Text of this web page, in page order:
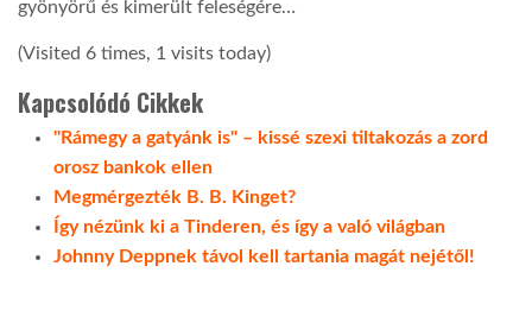
LATIMO.HU
GLOBOBOOK
gyönyörű és kimerült feleségére…
(Visited 6 times, 1 visits today)
Kapcsolódó Cikkek
"Rámegy a gatyánk is" – kissé szexi tiltakozás a zord
orosz bankok ellen
Megmérgezték B. B. Kinget?
Így nézünk ki a Tinderen, és így a való világban
Johnny Deppnek távol kell tartania magát nejétől!